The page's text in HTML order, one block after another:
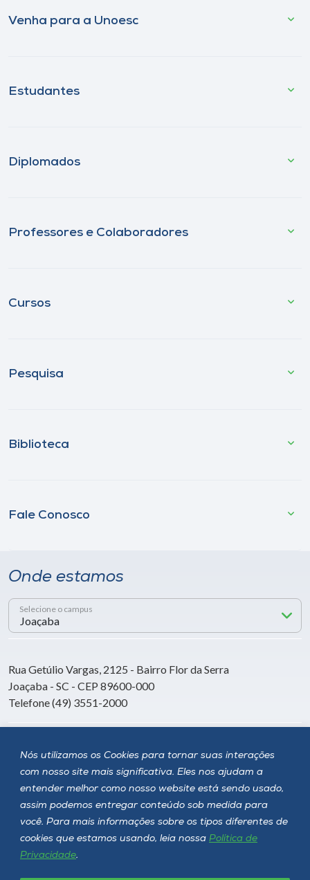
Nós utilizamos os Cookies para tornar suas interações
com nosso site mais significativa. Eles nos ajudam a
entender melhor como nosso website está sendo usado,
assim podemos entregar conteúdo sob medida para
você. Para mais informações sobre os tipos diferentes de
cookies que estamos usando, leia nossa Política de
Privacidade.
Venha para a Unoesc
Estudantes
Diplomados
Professores e Colaboradores
Cursos
Pesquisa
Biblioteca
Fale Conosco
Onde estamos
Selecione o campus
Rua Getúlio Vargas, 2125 - Bairro Flor da Serra
Joaçaba - SC - CEP 89600-000
Telefone (49) 3551-2000
Siga a Unoesc